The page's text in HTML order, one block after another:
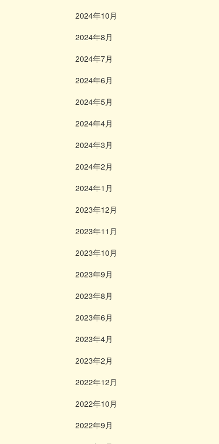
2024年10月
2024年8月
2024年7月
2024年6月
2024年5月
2024年4月
2024年3月
2024年2月
2024年1月
2023年12月
2023年11月
2023年10月
2023年9月
2023年8月
2023年6月
2023年4月
2023年2月
2022年12月
2022年10月
2022年9月